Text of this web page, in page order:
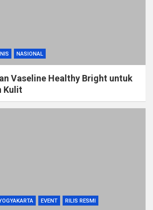
NASIONAL
Vaseline Healthy Bright untuk
Kulit
EVENT RILIS RESMI